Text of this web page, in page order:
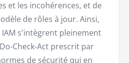
et les incohérences, et de
de rôles à jour. Ainsi,
s'intègrent pleinement
Check-Act prescrit par
de sécurité qui en